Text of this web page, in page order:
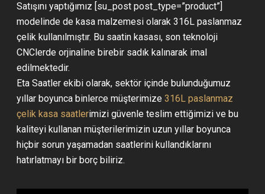
Satışını yaptığımız [su_post post_type=”product”]
modelinde de kasa malzemesi olarak 316L paslanmaz
çelik kullanılmıştır. Bu saatin kasası, son teknoloji
CNClerde orjinaline birebir sadık kalınarak imal
edilmektedir.
Eta Saatler ekibi olarak, sektör içinde bulunduğumuz
yıllar boyunca binlerce müşterimize316L paslanmaz
çelik kasa saatlerimizi güvenle teslim ettiğimizi ve bu
kaliteyi kullanan müşterilerimizin uzun yıllar boyunca
hiçbir sorun yaşamadan saatlerini kullandıklarını
hatırlatmayı bir borç biliriz.